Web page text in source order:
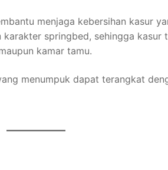
menjaga kebersihan kasur
springbed, sehingga kasur
kamar tamu.
menumpuk dapat terangkat